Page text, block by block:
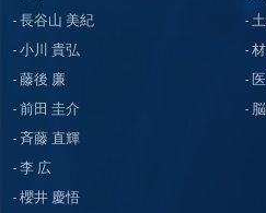
長谷山 美紀
小川 貴弘
藤後 廉
前田 圭介
斉藤 直輝
李 広
櫻井 慶悟